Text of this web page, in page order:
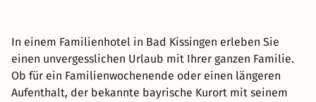
In einem Familienhotel in Bad Kissingen erleben Sie
einen unvergesslichen Urlaub mit Ihrer ganzen Familie.
Ob für ein Familienwochenende oder einen längeren
Aufenthalt, der bekannte bayrische Kurort mit seinem